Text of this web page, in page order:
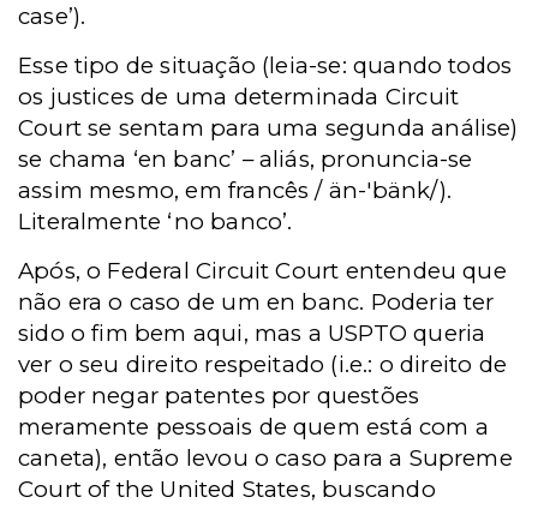
case’).
Esse tipo de situação (leia-se: quando todos
os justices de uma determinada Circuit
Court se sentam para uma segunda análise)
se chama ‘en banc’ – aliás, pronuncia-se
assim mesmo, em francês / än-'bänk/).
Literalmente ‘no banco’.
Após, o Federal Circuit Court entendeu que
não era o caso de um en banc. Poderia ter
sido o fim bem aqui, mas a USPTO queria
ver o seu direito respeitado (i.e.: o direito de
poder negar patentes por questões
meramente pessoais de quem está com a
caneta), então levou o caso para a Supreme
Court of the United States, buscando